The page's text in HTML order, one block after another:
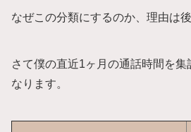
なぜこの分類にするのか、理由は後
さて僕の直近1ヶ月の通話時間を集
なります。